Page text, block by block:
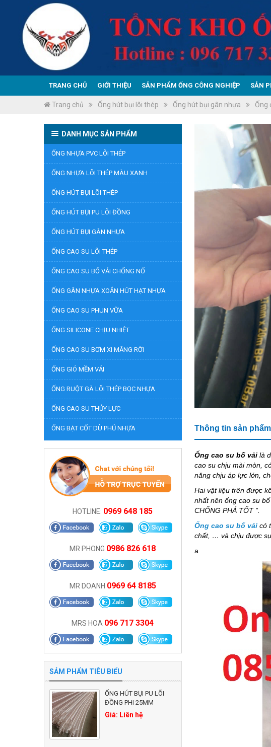
TRANG CHỦ GIỚI THIỆU SẢN PHẨM ỐNG CÔNG NGHIỆP SẢN
Trang chủ Ống hút bụi lõi thép Ống hút bụi gân nhựa Ống
DANH MỤC SẢN PHẨM
ỐNG NHỰA PVC LÕI THÉP
ỐNG NHỰA LÕI THÉP MÀU XANH
ỐNG HÚT BỤI LÕI THÉP
ỐNG HÚT BỤI PU LÕI ĐỒNG
ỐNG HÚT BỤI GÂN NHỰA
ỐNG CAO SU LÕI THÉP
ỐNG CAO SU BỐ VẢI CHỐNG NỔ
ỐNG GÂN NHỰA XOẮN HÚT HẠT NHỰA
ỐNG CAO SU PHUN VỮA
ỐNG SILICONE CHỊU NHIỆT
ỐNG CAO SU BƠM XI MĂNG RỜI
ỐNG GIÓ MỀM VẢI
ỐNG RUỘT GÀ LÕI THÉP BỌC NHỰA
ỐNG CAO SU THỦY LỰC
ỐNG BẠT CỐT DÙ PHỦ NHỰA
HOTLINE: 0969 648 185
MR PHONG 0986 826 618
MR DOANH 0969 64 8185
MRS HOA 096 717 3304
SẢM PHẨM TIÊU BIỂU
ỐNG HÚT BỤI PU LÕI
ĐỒNG PHI 25MM
Giá: Liên hệ
Thông tin sản phẩm
Ống cao su bố vảilà
cao su chịu mài mòn,
năng chịu áp lực lớn,
Hai vật liệu trên được
nhất nên ống cao su
CHỐNG PHÁ TỐT ”.
Ống cao su bố vảicó
chất, … và chịu được
a